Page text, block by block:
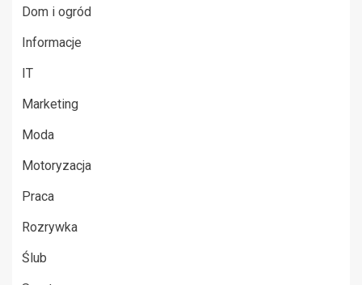
Dom i ogród
Informacje
IT
Marketing
Moda
Motoryzacja
Praca
Rozrywka
Ślub